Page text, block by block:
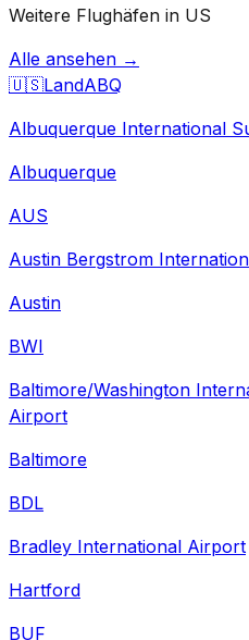
Weitere Flughäfen in US
Alle ansehen →
🇺🇸LandABQ
Albuquerque International
Albuquerque
AUS
Austin Bergstrom
Austin
BWI
Baltimore/Washington
Airport
Baltimore
BDL
Bradley International Airport
Hartford
BUF